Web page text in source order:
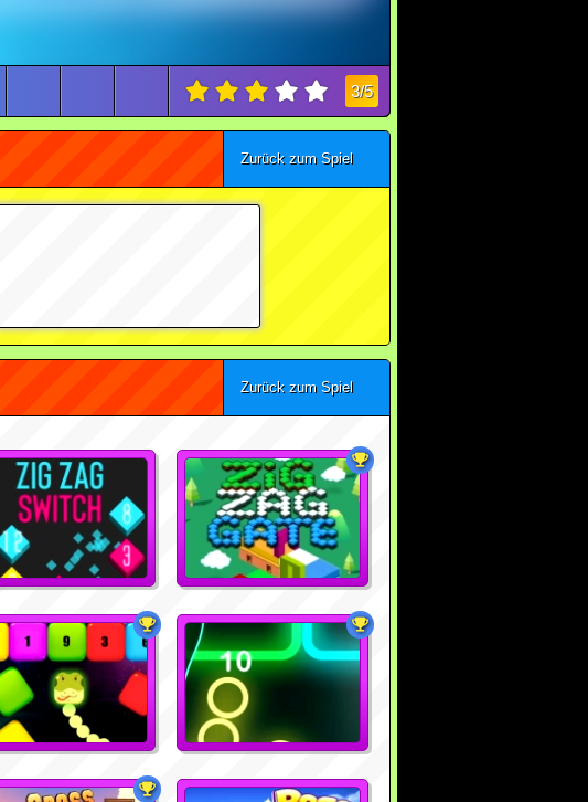
3/5
Zurück zum Spiel
Zurück zum Spiel